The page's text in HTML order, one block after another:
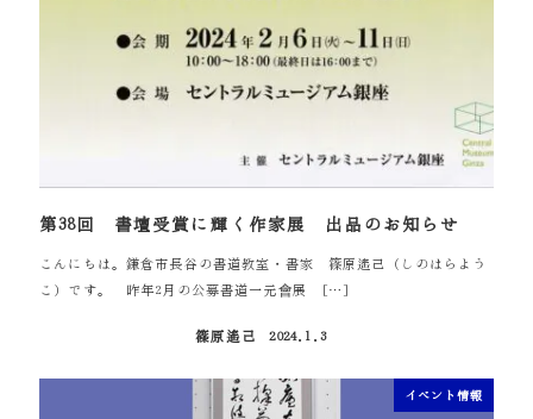
第38回 書壇受賞に輝く作家展 出品のお知らせ
こんにちは。鎌倉市長谷の書道教室・書家 篠原遙己（しのはらよう
こ）です。 昨年2月の公募書道一元會展 […]
篠原遙己
2024.1.3
イベント情報